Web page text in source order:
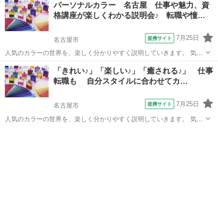
パーソナルカラー 名古屋 仕事や魅力、資
格講座が楽しくわかる説明会♪ 転職や憧…
名古屋市 提携サイト 7月25日
人気のカラーの世界を、楽しく分かりやすく説明していきます。 気軽
に資格や仕事など、色々相談してみては♪ 今注目のカラーを楽しく学
んで、仕事転職や起業、趣味にしっかり活かして楽しみましょう 初心
者の方大歓迎です♪ お気軽...
愛知 名古屋市 その他
「きれい♪」「楽しい♪」「癒される♪」 仕事
転職も 自分スタイルに合わせてカ…
名古屋市 提携サイト 7月25日
人気のカラーの世界を、楽しく分かりやすく説明していきます。 気軽